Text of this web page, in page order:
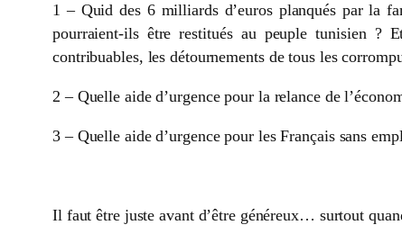
1 – Quid des 6 milliards d’euros planqués par la
pourraient-ils être restitués au peuple tunisien ?
contribuables, les détournements de tous les
2 – Quelle aide d’urgence pour la relance de
3 – Quelle aide d’urgence pour les Français sans
Il faut être juste avant d’être généreux… surtout